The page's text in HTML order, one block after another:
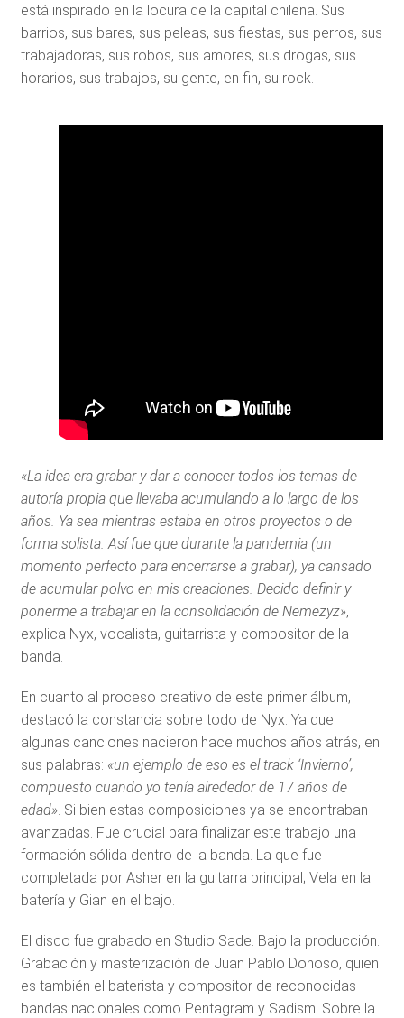
está inspirado en la locura de la capital chilena. Sus
barrios, sus bares, sus peleas, sus fiestas, sus perros, sus
trabajadoras, sus robos, sus amores, sus drogas, sus
horarios, sus trabajos, su gente, en fin, su rock.
«La idea era grabar y dar a conocer todos los temas de
autoría propia que llevaba acumulando a lo largo de los
años. Ya sea mientras estaba en otros proyectos o de
forma solista. Así fue que durante la pandemia (un
momento perfecto para encerrarse a grabar), ya cansado
de acumular polvo en mis creaciones. Decido definir y
ponerme a trabajar en la consolidación de Nemezyz»,
explica Nyx, vocalista, guitarrista y compositor de la
banda.
En cuanto al proceso creativo de este primer álbum,
destacó la constancia sobre todo de Nyx. Ya que
algunas canciones nacieron hace muchos años atrás, en
sus palabras: «un ejemplo de eso es el track ‘Invierno’,
compuesto cuando yo tenía alrededor de 17 años de
edad». Si bien estas composiciones ya se encontraban
avanzadas. Fue crucial para finalizar este trabajo una
formación sólida dentro de la banda. La que fue
completada por Asher en la guitarra principal; Vela en la
batería y Gian en el bajo.
El disco fue grabado en Studio Sade. Bajo la producción.
Grabación y masterización de Juan Pablo Donoso, quien
es también el baterista y compositor de reconocidas
bandas nacionales como Pentagram y Sadism. Sobre la